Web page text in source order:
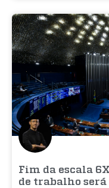
Fim da escala
de trabalho será